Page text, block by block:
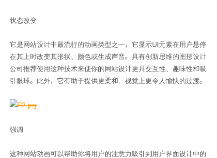
状态改变
它是网站设计中最流行的动画类型之一，它显示UI元素在用户悬停
在其上时改变其形状、颜色或生成声音。具有创新思维的图形设计
公司推荐使用这种技术来使你的网站设计更具交互性、趣味性和吸
引眼球。此外，它有助于提供更柔和、视觉上更令人愉快的过渡。
强调
这种网站动画可以帮助你将用户的注意力吸引到用户界面设计中的